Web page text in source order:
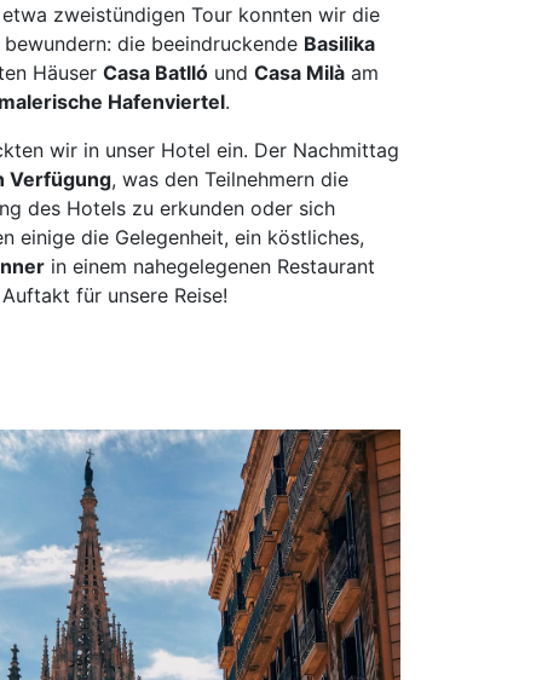
etwa zweistündigen Tour konnten wir die
bewundern: die beeindruckende Basilika
Häuser Casa Batlló und Casa Milà am
malerische Hafenviertel.
wir in unser Hotel ein. Der Nachmittag
Verfügung, was den Teilnehmern die
des Hotels zu erkunden oder sich
einige die Gelegenheit, ein köstliches,
in einem nahegelegenen Restaurant
für unsere Reise!